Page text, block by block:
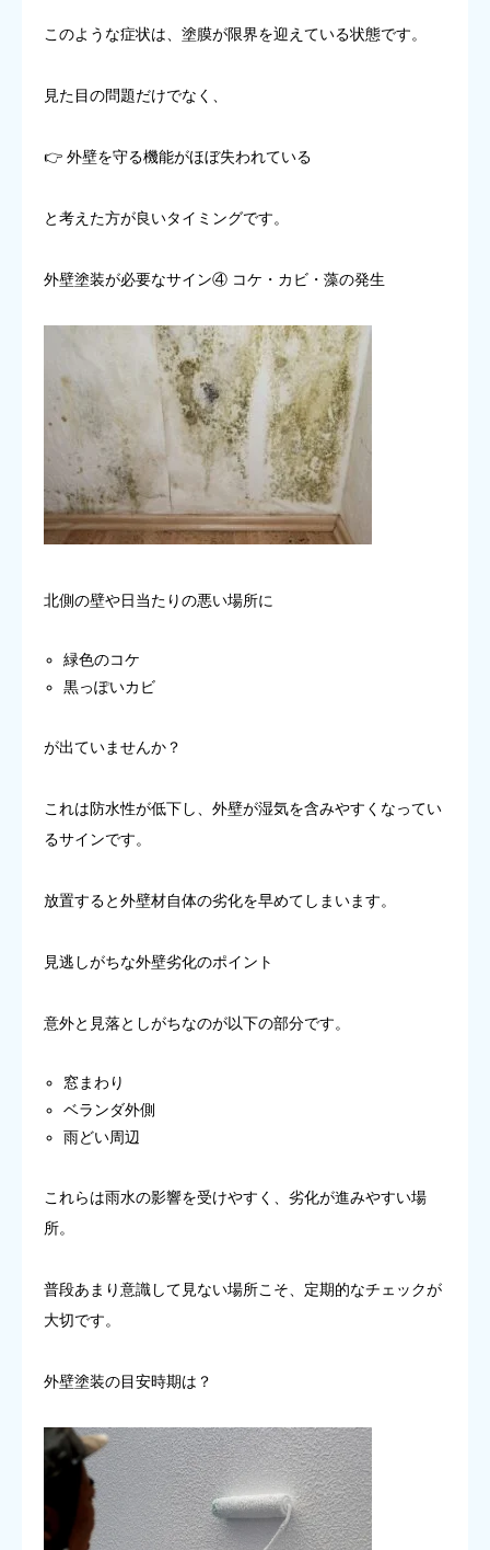
このような症状は、塗膜が限界を迎えている状態です。
見た目の問題だけでなく、
👉 外壁を守る機能がほぼ失われている
と考えた方が良いタイミングです。
外壁塗装が必要なサイン④ コケ・カビ・藻の発生
北側の壁や日当たりの悪い場所に
緑色のコケ
黒っぽいカビ
が出ていませんか？
これは防水性が低下し、外壁が湿気を含みやすくなってい
るサインです。
放置すると外壁材自体の劣化を早めてしまいます。
見逃しがちな外壁劣化のポイント
意外と見落としがちなのが以下の部分です。
窓まわり
ベランダ外側
雨どい周辺
これらは雨水の影響を受けやすく、劣化が進みやすい場
所。
普段あまり意識して見ない場所こそ、定期的なチェックが
大切です。
外壁塗装の目安時期は？